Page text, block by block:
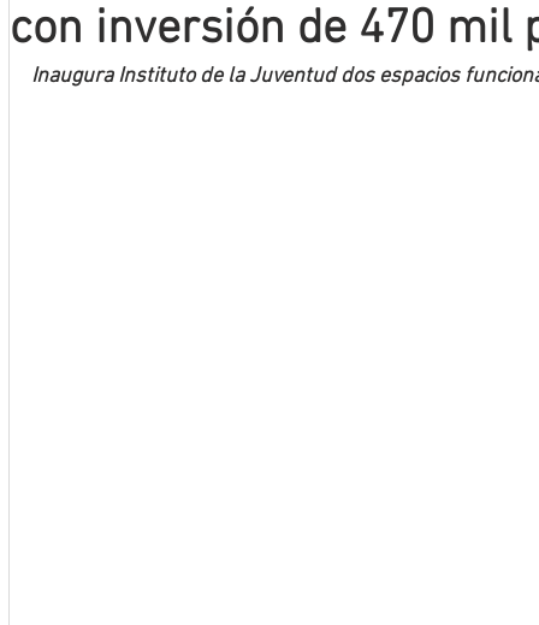
con inversión de 470 mil
Inaugura Instituto de la Juventud dos espacios